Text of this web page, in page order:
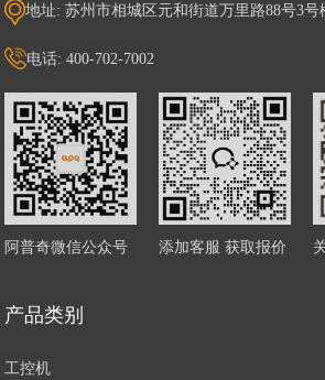
地址: 苏州市相城区元和街道万里路88号3号
电话: 400-702-7002
阿普奇微信公众号 添加客服 获取报价
产品类别
工控机